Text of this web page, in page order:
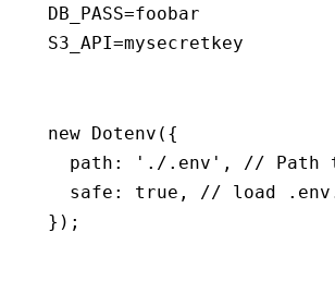
DB_PASS=foobar
S3_API=mysecretkey
new Dotenv ({
  path
: './.env' ,
// Path
  safe
: true ,
// load
});